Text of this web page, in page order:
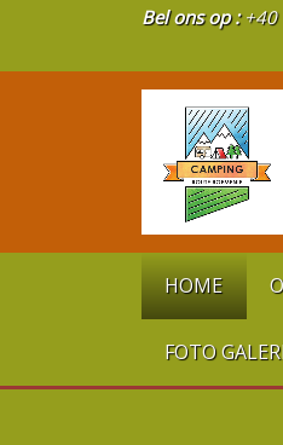
Bel ons op :+40
HOME
FOTO